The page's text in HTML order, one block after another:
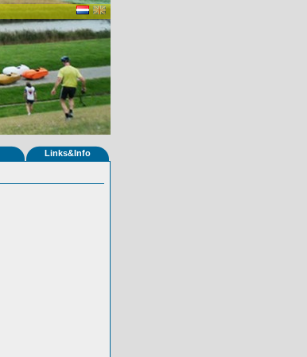
Links&Info